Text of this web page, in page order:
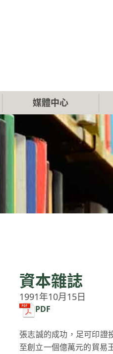
媒體中心
資本雜誌
1991年10月15日
PDF
張志誠的成功，足可印證
至創立一個億萬元的貿易